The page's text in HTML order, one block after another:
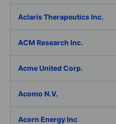
Aclaris Therapeutics Inc.
ACM Research Inc.
Acme United Corp.
Acomo N.V.
Acorn Energy Inc